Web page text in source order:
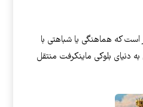
است که هماهنگی یا شباهتی با
به دنیای بلوکی ماینکرفت منتقل